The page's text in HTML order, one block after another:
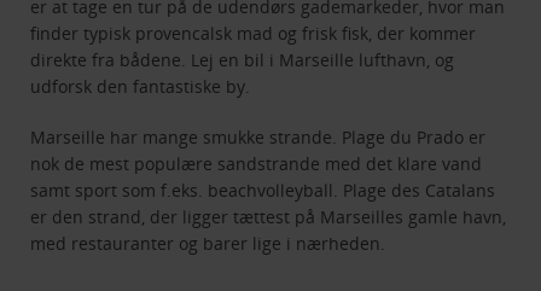
er at tage en tur på de udendørs gademarkeder, hvor man
finder typisk provencalsk mad og frisk fisk, der kommer
direkte fra bådene. Lej en bil i Marseille lufthavn, og
udforsk den fantastiske by.
Marseille har mange smukke strande. Plage du Prado er
nok de mest populære sandstrande med det klare vand
samt sport som f.eks. beachvolleyball. Plage des Catalans
er den strand, der ligger tættest på Marseilles gamle havn,
med restauranter og barer lige i nærheden.